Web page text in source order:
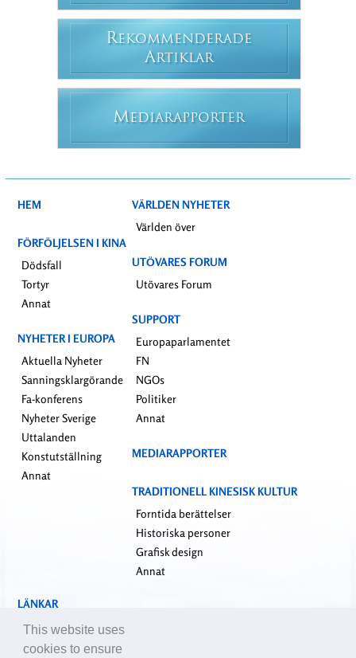
REKOMMENDERADE
ARTIKLAR
MEDIARAPPORTER
HEM
FÖRFÖLJELSEN I KINA
Dödsfall
Tortyr
Annat
NYHETER I EUROPA
Aktuella Nyheter
Sanningsklargörande
Fa-konferens
Nyheter Sverige
Uttalanden
Konstutställning
Annat
VÄRLDEN NYHETER
Världen över
UTÖVARES FORUM
Utövares Forum
SUPPORT
Europaparlamentet
FN
NGOs
Politiker
Annat
MEDIARAPPORTER
TRADITIONELL KINESISK KULTUR
Forntida berättelser
Historiska personer
Grafisk design
Annat
LÄNKAR
falundafa.org
faluninfo.net
This website uses
cookies to ensure